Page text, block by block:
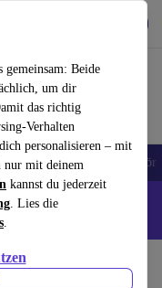
gemeinsam: Beide
um dir
das richtig
Verhalten
personalisieren – mit
nur mit deinem
kannst du jederzeit
. Lies die
.
Smartwatches Zubehör
- Code:
Tastaturen